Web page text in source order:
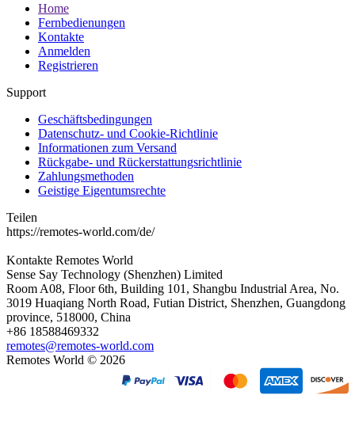
Home
Fernbedienungen
Kontakte
Anmelden
Registrieren
Support
Geschäftsbedingungen
Datenschutz- und Cookie-Richtlinie
Informationen zum Versand
Rückgabe- und Rückerstattungsrichtlinie
Zahlungsmethoden
Geistige Eigentumsrechte
Teilen
https://remotes-world.com/de/
Kontakte Remotes World
Sense Say Technology (Shenzhen) Limited
Room A08, Floor 6th, Building 101, Shangbu Industrial Area, No.
3019 Huaqiang North Road, Futian District, Shenzhen, Guangdong
province, 518000, China
+86 18588469332
remotes@remotes-world.com
Remotes World © 2026